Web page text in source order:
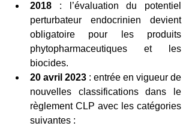
2018 : l’évaluation du potentiel
perturbateur endocrinien devient
obligatoire pour les produits
phytopharmaceutiques et les
biocides.
20 avril 2023 : entrée en vigueur de
nouvelles classifications dans le
règlement CLP avec les catégories
suivantes :